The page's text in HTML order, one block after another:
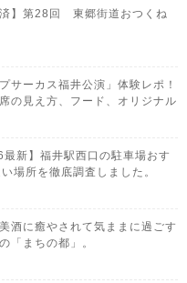
済】第28回 東郷街道おつくね
サーカス福井公演」体験レポ！
の見え方、フード、オリジナル
最新】福井駅西口の駐車場おす
場所を徹底調査しました。
酒に癒やされて気ままに過ごす
「まちの都」。